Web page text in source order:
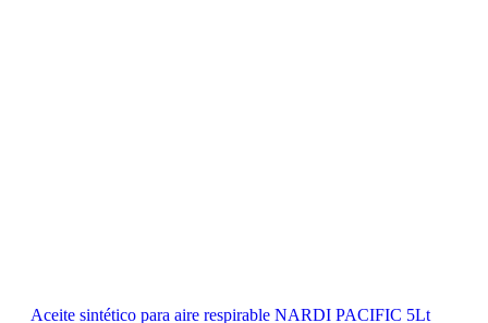
Aceite sintético para aire respirable NARDI PACIFIC 5Lt